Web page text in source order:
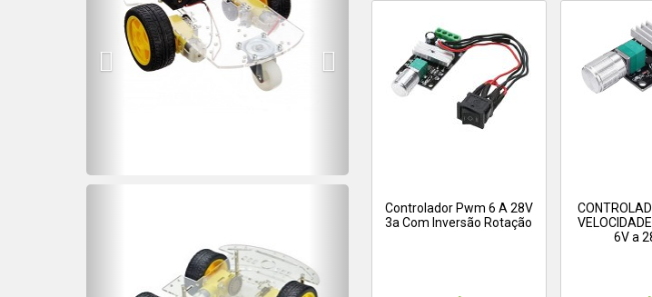
Next
Controlador Pwm 6 A 28V
3a Com Inversão Rotação
6V a